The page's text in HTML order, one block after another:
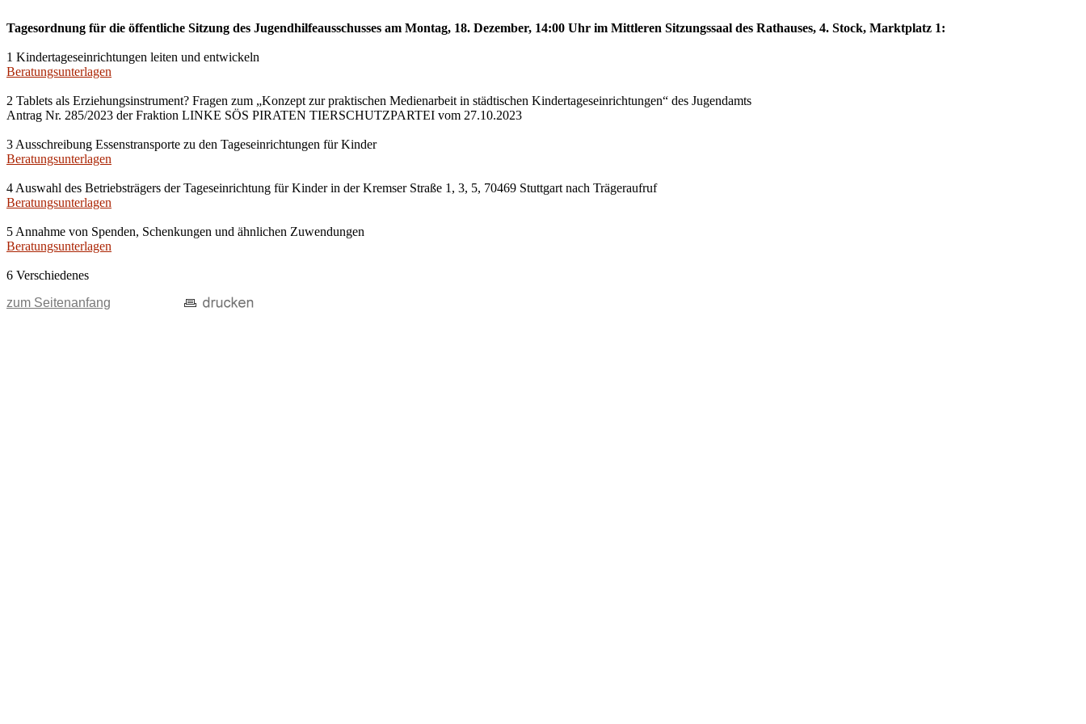
Tagesordnung für die öffentliche Sitzung des Jugendhilfeausschusses am Montag, 18. Dezember, 14:00 Uhr im Mittleren Sitzungssaal des Rathauses, 4. Stock, Marktplatz 1:
1 Kindertageseinrichtungen leiten und entwickeln
Beratungsunterlagen
2 Tablets als Erziehungsinstrument? Fragen zum „Konzept zur praktischen Medienarbeit in städtischen Kindertageseinrichtungen“ des Jugendamts
Antrag Nr. 285/2023 der Fraktion LINKE SÖS PIRATEN TIERSCHUTZPARTEI vom 27.10.2023
3 Ausschreibung Essenstransporte zu den Tageseinrichtungen für Kinder
Beratungsunterlagen
4 Auswahl des Betriebsträgers der Tageseinrichtung für Kinder in der Kremser Straße 1, 3, 5, 70469 Stuttgart nach Trägeraufruf
Beratungsunterlagen
5 Annahme von Spenden, Schenkungen und ähnlichen Zuwendungen
Beratungsunterlagen
6 Verschiedenes
zum Seitenanfang